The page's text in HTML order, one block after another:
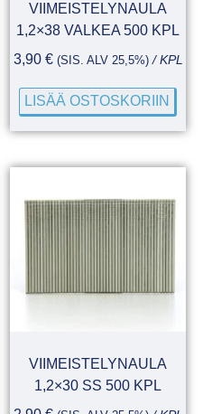
VIIMEISTELYNAULA
1,2×38 VALKEA 500 KPL
3,90 € (SIS. ALV 25,5%)/ KPL
LISÄÄ OSTOSKORIIN
VIIMEISTELYNAULA
1,2×30 SS 500 KPL